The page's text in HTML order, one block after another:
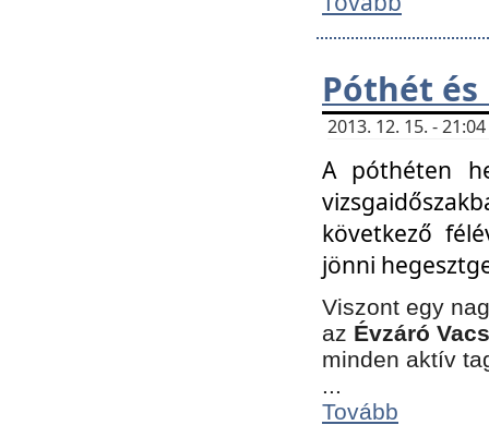
Póthét és
2013. 12. 15. -
A póthéten
következő
jönni
Viszont egy
az Évzáró
minden aktív
...
Tovább